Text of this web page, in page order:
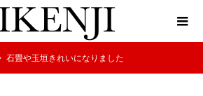
石畳や玉垣きれいになりました